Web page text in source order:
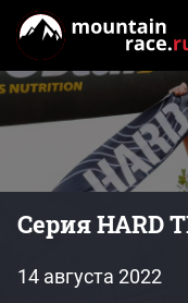
Серия HARD
14 августа 2022